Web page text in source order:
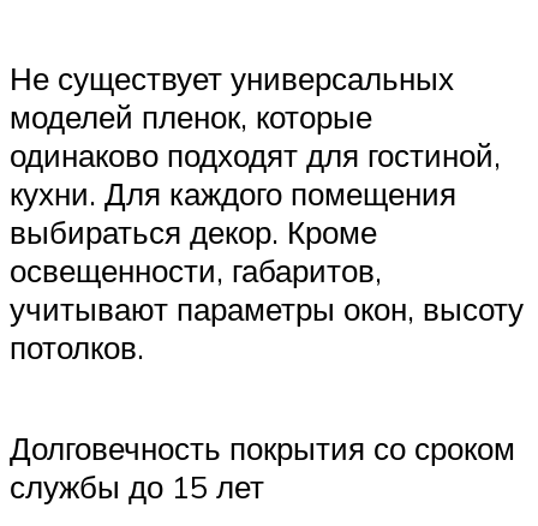
Не существует универсальных
моделей пленок, которые
одинаково подходят для гостиной,
кухни. Для каждого помещения
выбираться декор. Кроме
освещенности, габаритов,
учитывают параметры окон, высоту
потолков.
Долговечность покрытия со сроком
службы до 15 лет